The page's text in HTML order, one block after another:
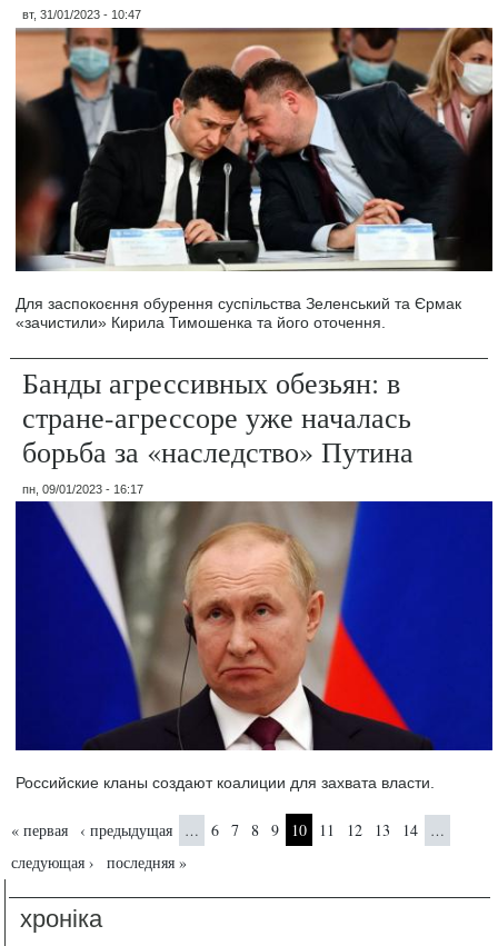
вт, 31/01/2023 - 10:47
Для заспокоєння обурення суспільства Зеленський та Єрмак
«зачистили» Кирила Тимошенка та його оточення.
Банды агрессивных обезьян: в
стране-агрессоре уже началась
борьба за «наследство» Путина
пн, 09/01/2023 - 16:17
Российские кланы создают коалиции для захвата власти.
Страницы
« первая ‹ предыдущая … 6 7 8 9 10 11 12 13 14 …
следующая › последняя »
хроніка